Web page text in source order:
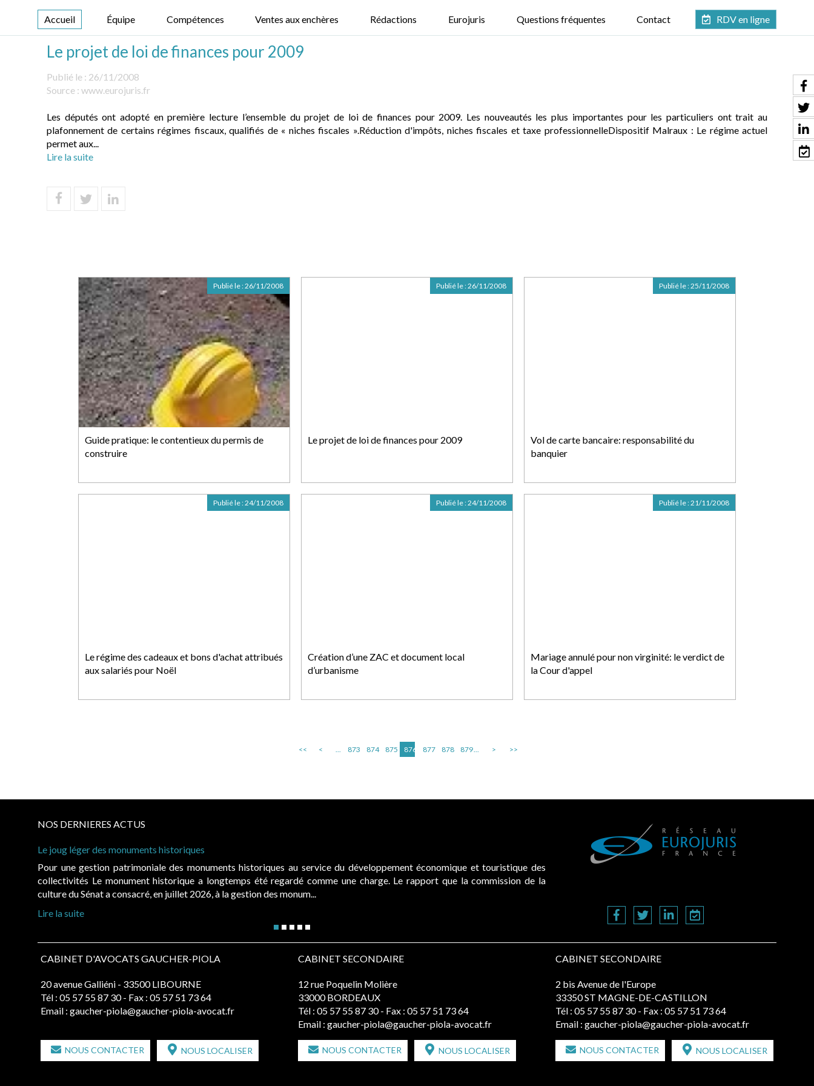
Accueil Équipe Compétences Ventes aux enchères Rédactions Eurojuris Questions fréquentes Contact RDV en ligne
Le projet de loi de finances pour 2009
Publié le : 26/11/2008
Source : www.eurojuris.fr
Les députés ont adopté en première lecture l’ensemble du projet de loi de finances pour 2009. Les nouveautés les plus importantes pour les particuliers ont trait au
plafonnement de certains régimes fiscaux, qualifiés de « niches fiscales ».Réduction d'impôts, niches fiscales et taxe professionnelleDispositif Malraux : Le régime actuel
permet aux...
Lire la suite
Guide pratique: le contentieux du permis de
construire
Publié le :26/11/2008
Le projet de loi de finances pour 2009
Publié le :26/11/2008
Vol de carte bancaire: responsabilité du
banquier
Publié le :25/11/2008
Le régime des cadeaux et bons d'achat attribués
aux salariés pour Noël
Publié le :24/11/2008
Création d’une ZAC et document local
d’urbanisme
Publié le :24/11/2008
Mariage annulé pour non virginité: le verdict de
la Cour d'appel
Publié le :21/11/2008
<< < ... 873 874 875 876 877 878 879... > >>
NOS DERNIERES ACTUS
Le joug léger des monuments historiques
Pour une gestion patrimoniale des monuments historiques au service du développement économique et touristique des
collectivités Le monument historique a longtemps été regardé comme une charge. Le rapport que la commission de la
culture du Sénat a consacré, en juillet 2026, à la gestion des monum...
Lire la suite
CABINET D'AVOCATS GAUCHER-PIOLA
20 avenue Galliéni - 33500 LIBOURNE
Tél : 05 57 55 87 30 - Fax : 05 57 51 73 64
Email : gaucher-piola@gaucher-piola-avocat.fr
NOUS CONTACTER NOUS LOCALISER
CABINET SECONDAIRE
12 rue Poquelin Molière
33000 BORDEAUX
Tél : 05 57 55 87 30 - Fax : 05 57 51 73 64
Email : gaucher-piola@gaucher-piola-avocat.fr
NOUS CONTACTER NOUS LOCALISER
CABINET SECONDAIRE
2 bis Avenue de l'Europe
33350 ST MAGNE-DE-CASTILLON
Tél : 05 57 55 87 30 - Fax : 05 57 51 73 64
Email : gaucher-piola@gaucher-piola-avocat.fr
NOUS CONTACTER NOUS LOCALISER